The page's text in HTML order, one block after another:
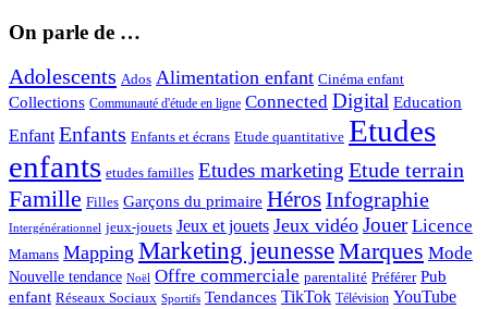
On parle de …
Adolescents Ados Alimentation enfant Cinéma enfant
Collections Communauté d'étude en ligne Connected Digital Education
Enfant Enfants Enfants et écrans Etude quantitative Etudes
enfants etudes familles Etudes marketing Etude terrain
Famille Filles Garçons du primaire HérosInfographie
Intergénérationnel jeux-jouets Jeux et jouets Jeux vidéo Jouer Licence
Mamans Mapping Marketing jeunesseMarques Mode
Nouvelle tendance Noël Offre commerciale parentalité Préférer Pub
enfant Réseaux Sociaux Sportifs Tendances TikTok Télévision YouTube